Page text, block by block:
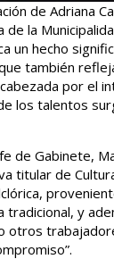
de Adriana
de la
un hecho
también
por el
los talentos
de Gabinete,
titular de
y
otros